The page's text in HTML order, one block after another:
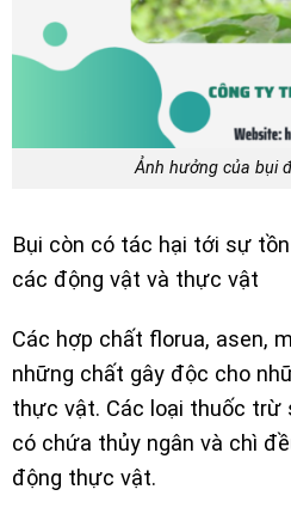
Ảnh hưởng của bụi
Bụi còn có tác hại tới sự
các động vật và thực vật
Các hợp chất florua, asen,
những chất gây độc cho
thực vật. Các loại thuốc trừ
có chứa thủy ngân và chì
động thực vật.